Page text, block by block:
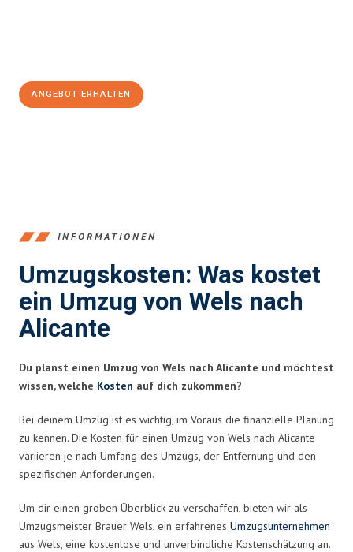
ANGEBOT ERHALTEN
INFORMATIONEN
Umzugskosten: Was kostet
ein Umzug von Wels nach
Alicante
Du planst einen Umzug von Wels nach Alicante und möchtest
wissen, welche Kosten auf dich zukommen?
Bei deinem Umzug ist es wichtig, im Voraus die finanzielle Planung
zu kennen. Die Kosten für einen Umzug von Wels nach Alicante
variieren je nach Umfang des Umzugs, der Entfernung und den
spezifischen Anforderungen.
Um dir einen groben Überblick zu verschaffen, bieten wir als
Umzugsmeister Brauer Wels, ein erfahrenes Umzugsunternehmen
aus Wels, eine kostenlose und unverbindliche Kostenschätzung an.